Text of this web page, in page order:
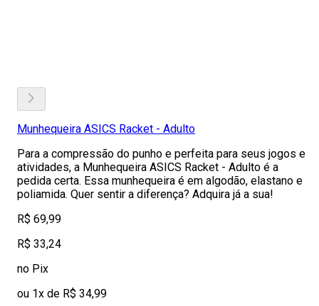
Munhequeira ASICS Racket - Adulto
Para a compressão do punho e perfeita para seus jogos e
atividades, a Munhequeira ASICS Racket - Adulto é a
pedida certa. Essa munhequeira é em algodão, elastano e
poliamida. Quer sentir a diferença? Adquira já a sua!
R$ 69,99
R$ 33,24
no Pix
ou 1x de R$ 34,99